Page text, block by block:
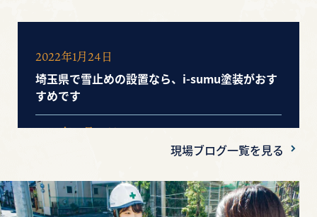
2022年1月24日
埼玉県で雪止めの設置なら、i-sumu塗装がおす
すめです
2020年10月20日
安すぎる見積り！信じていいの？気を付けるポ
2020年10月16日
現場ブログ一覧を見る